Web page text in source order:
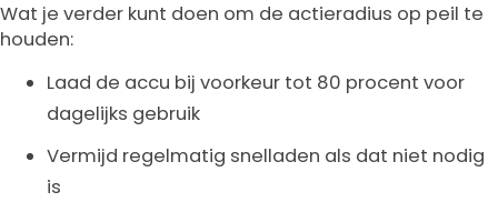
Wat je verder kunt doen om de actieradius op peil te
houden:
Laad de accu bij voorkeur tot 80 procent voor
dagelijks gebruik
Vermijd regelmatig snelladen als dat niet nodig
is